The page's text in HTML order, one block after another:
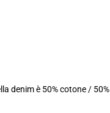
denim è 50% cotone / 50%